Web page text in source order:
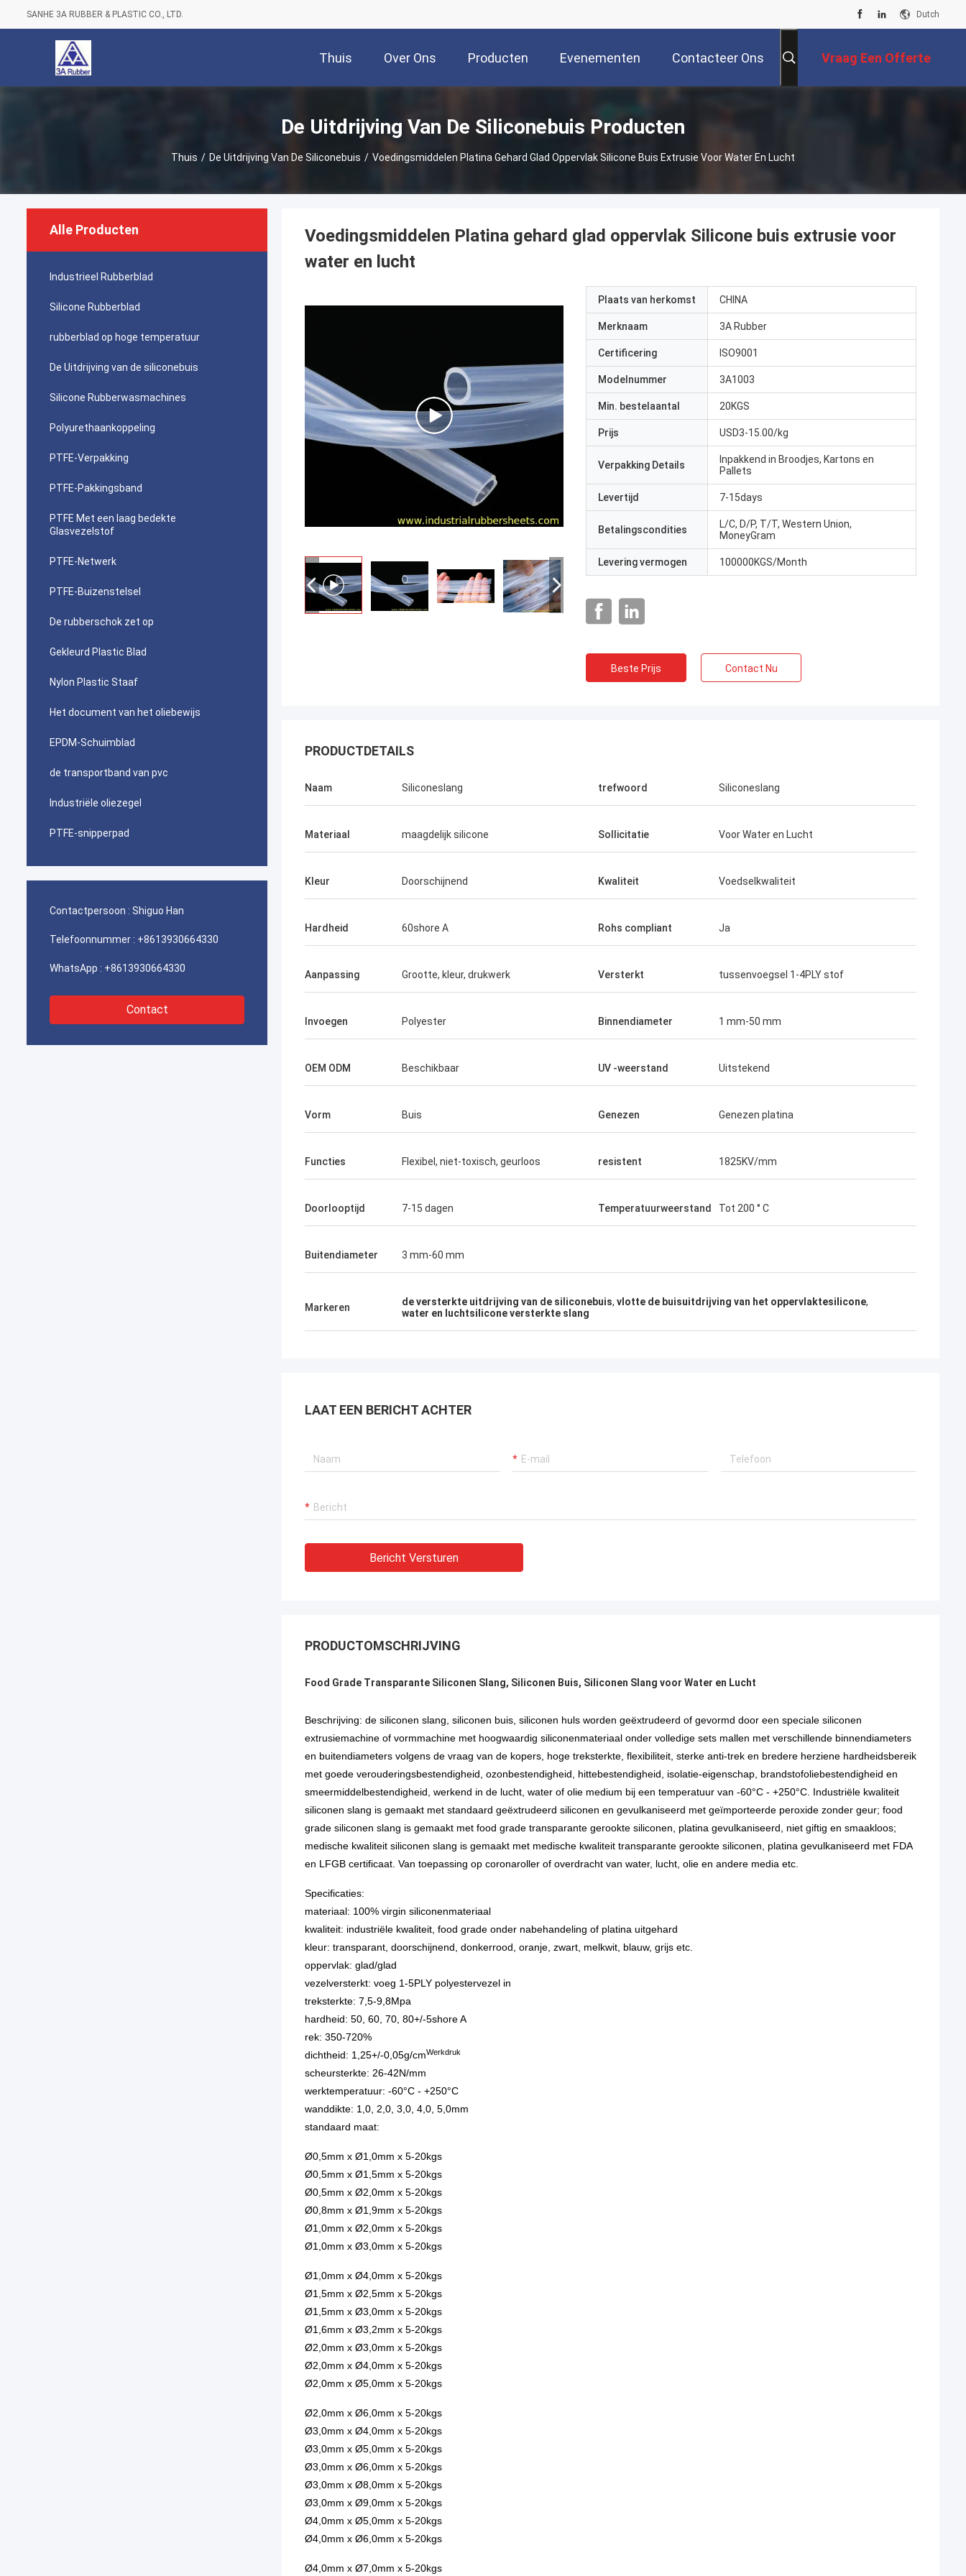
SANHE 3A RUBBER & PLASTIC CO., LTD. Dutch
Thuis Over Ons Producten Evenementen Contacteer Ons Vraag Een Offerte
De Uitdrijving Van De Siliconebuis Producten
Thuis / De Uitdrijving Van De Siliconebuis / Voedingsmiddelen Platina Gehard Glad Oppervlak Silicone Buis Extrusie Voor Water En Lucht
Alle Producten
Industrieel Rubberblad
Silicone Rubberblad
rubberblad op hoge temperatuur
De Uitdrijving van de siliconebuis
Silicone Rubberwasmachines
Polyurethaankoppeling
PTFE-Verpakking
PTFE-Pakkingsband
PTFE Met een laag bedekte
Glasvezelstof
PTFE-Netwerk
PTFE-Buizenstelsel
De rubberschok zet op
Gekleurd Plastic Blad
Nylon Plastic Staaf
Het document van het oliebewijs
EPDM-Schuimblad
de transportband van pvc
Industriële oliezegel
PTFE-snipperpad
Contactpersoon : Shiguo Han
Telefoonnummer : +8613930664330
WhatsApp : +8613930664330
Contact
Voedingsmiddelen Platina gehard glad oppervlak Silicone buis extrusie voor
water en lucht
Plaats van herkomst CHINA
Merknaam 3A Rubber
Certificering ISO9001
Modelnummer 3A1003
Min. bestelaantal 20KGS
Prijs USD3-15.00/kg
Verpakking Details
Inpakkend in Broodjes, Kartons en
Pallets
Levertijd 7-15days
Betalingscondities
L/C, D/P, T/T, Western Union,
MoneyGram
Levering vermogen 100000KGS/Month
Beste Prijs Contact Nu
PRODUCTDETAILS
Naam Siliconeslang trefwoord Siliconeslang
Materiaal maagdelijk silicone Sollicitatie Voor Water en Lucht
Kleur Doorschijnend Kwaliteit Voedselkwaliteit
Hardheid 60shore A Rohs compliant Ja
Aanpassing Grootte, kleur, drukwerk Versterkt tussenvoegsel 1-4PLY stof
Invoegen Polyester Binnendiameter 1 mm-50 mm
OEM ODM Beschikbaar UV -weerstand Uitstekend
Vorm Buis Genezen Genezen platina
Functies Flexibel, niet-toxisch, geurloos resistent 1825KV/mm
Doorlooptijd 7-15 dagen Temperatuurweerstand Tot 200 ° C
Buitendiameter 3 mm-60 mm
Markeren de versterkte uitdrijving van de siliconebuis, vlotte de buisuitdrijving van het oppervlaktesilicone,
water en luchtsilicone versterkte slang
LAAT EEN BERICHT ACHTER
Bericht Versturen
PRODUCTOMSCHRIJVING
Food Grade Transparante Siliconen Slang, Siliconen Buis, Siliconen Slang voor Water en Lucht
Beschrijving: de siliconen slang, siliconen buis, siliconen huls worden geëxtrudeerd of gevormd door een speciale siliconen
extrusiemachine of vormmachine met hoogwaardig siliconenmateriaal onder volledige sets mallen met verschillende binnendiameters
en buitendiameters volgens de vraag van de kopers, hoge treksterkte, flexibiliteit, sterke anti-trek en bredere herziene hardheidsbereik
met goede verouderingsbestendigheid, ozonbestendigheid, hittebestendigheid, isolatie-eigenschap, brandstofoliebestendigheid en
smeermiddelbestendigheid, werkend in de lucht, water of olie medium bij een temperatuur van -60°C - +250°C. Industriële kwaliteit
siliconen slang is gemaakt met standaard geëxtrudeerd siliconen en gevulkaniseerd met geïmporteerde peroxide zonder geur; food
grade siliconen slang is gemaakt met food grade transparante gerookte siliconen, platina gevulkaniseerd, niet giftig en smaakloos;
medische kwaliteit siliconen slang is gemaakt met medische kwaliteit transparante gerookte siliconen, platina gevulkaniseerd met FDA
en LFGB certificaat. Van toepassing op coronaroller of overdracht van water, lucht, olie en andere media etc.
Specificaties:
materiaal: 100% virgin siliconenmateriaal
kwaliteit: industriële kwaliteit, food grade onder nabehandeling of platina uitgehard
kleur: transparant, doorschijnend, donkerrood, oranje, zwart, melkwit, blauw, grijs etc.
oppervlak: glad/glad
vezelversterkt: voeg 1-5PLY polyestervezel in
treksterkte: 7,5-9,8Mpa
hardheid: 50, 60, 70, 80+/-5shore A
rek: 350-720%
dichtheid: 1,25+/-0,05g/cmWerkdruk
scheursterkte: 26-42N/mm
werktemperatuur: -60°C - +250°C
wanddikte: 1,0, 2,0, 3,0, 4,0, 5,0mm
standaard maat:
Ø0,5mm x Ø1,0mm x 5-20kgs
Ø0,5mm x Ø1,5mm x 5-20kgs
Ø0,5mm x Ø2,0mm x 5-20kgs
Ø0,8mm x Ø1,9mm x 5-20kgs
Ø1,0mm x Ø2,0mm x 5-20kgs
Ø1,0mm x Ø3,0mm x 5-20kgs
Ø1,0mm x Ø4,0mm x 5-20kgs
Ø1,5mm x Ø2,5mm x 5-20kgs
Ø1,5mm x Ø3,0mm x 5-20kgs
Ø1,6mm x Ø3,2mm x 5-20kgs
Ø2,0mm x Ø3,0mm x 5-20kgs
Ø2,0mm x Ø4,0mm x 5-20kgs
Ø2,0mm x Ø5,0mm x 5-20kgs
Ø2,0mm x Ø6,0mm x 5-20kgs
Ø3,0mm x Ø4,0mm x 5-20kgs
Ø3,0mm x Ø5,0mm x 5-20kgs
Ø3,0mm x Ø6,0mm x 5-20kgs
Ø3,0mm x Ø8,0mm x 5-20kgs
Ø3,0mm x Ø9,0mm x 5-20kgs
Ø4,0mm x Ø5,0mm x 5-20kgs
Ø4,0mm x Ø6,0mm x 5-20kgs
Ø4,0mm x Ø7,0mm x 5-20kgs